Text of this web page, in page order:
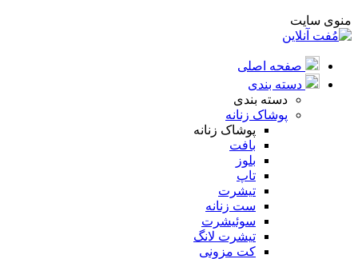
منوی سایت
صفحه اصلی
دسته بندی
دسته بندی
پوشاک زنانه
پوشاک زنانه
بافت
بلوز
تاپ
تیشرت
ست زنانه
سوئیشرت
تیشرت لانگ
کت مزونی